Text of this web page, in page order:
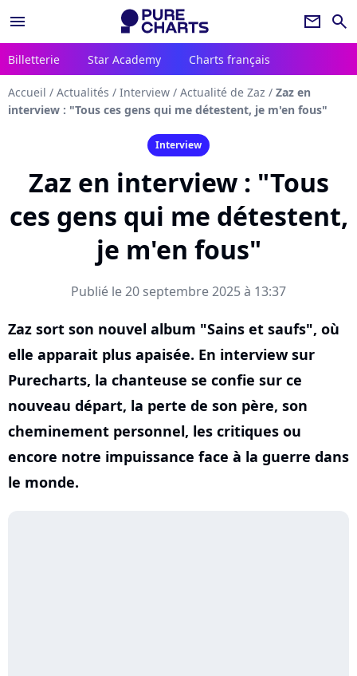
menu newsletter search
Billetterie Star Academy Charts français
Accueil / Actualités / Interview / Actualité de Zaz / Zaz en
interview : "Tous ces gens qui me détestent, je m'en fous"
Interview
Zaz en interview : "Tous
ces gens qui me détestent,
je m'en fous"
Publié le 20 septembre 2025 à 13:37
Zaz sort son nouvel album "Sains et saufs", où
elle apparait plus apaisée. En interview sur
Purecharts, la chanteuse se confie sur ce
nouveau départ, la perte de son père, son
cheminement personnel, les critiques ou
encore notre impuissance face à la guerre dans
le monde.